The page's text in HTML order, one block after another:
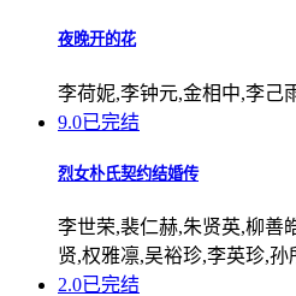
夜晚开的花
李荷妮,李钟元,金相中,李己
9.0已完结
烈女朴氏契约结婚传
李世荣,裴仁赫,朱贤英,柳善
贤,权雅凛,吴裕珍,李英珍,
2.0已完结